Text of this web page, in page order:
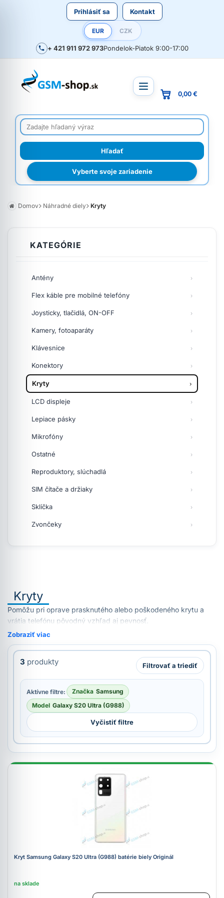
Prihlásiť sa Kontakt
EUR CZK
+ 421 911 972 973Pondelok-Piatok 9:00-17:00
Vyberte svoje zariadenie
0,00 €
Domov Náhradné diely Kryty
KATEGÓRIE
Antény
Flex káble pre mobilné telefóny
Joysticky, tlačidlá, ON-OFF
Kamery, fotoaparáty
Klávesnice
Konektory
Kryty
LCD displeje
Lepiace pásky
Mikrofóny
Ostatné
Reproduktory, slúchadlá
SIM čítače a držiaky
Sklíčka
Zvončeky
Kryty
Pomôžu pri oprave prasknutého alebo poškodeného krytu a
vrátia telefónu pôvodný vzhľad aj pevnosť.
Zobraziť viac
3 produkty Filtrovať a triediť
Aktívne filtre: Značka Samsung
Model Galaxy S20 Ultra (G988)
Vyčistiť filtre
Kryt Samsung Galaxy S20 Ultra (G988) batérie biely Originál
na sklade